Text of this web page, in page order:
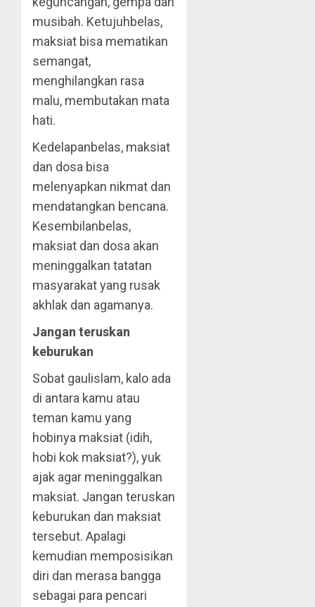
musibah. Ketujuhbelas,
maksiat bisa mematikan
semangat,
menghilangkan rasa
malu, membutakan mata
hati.
Kedelapanbelas, maksiat
dan dosa bisa
melenyapkan nikmat dan
mendatangkan bencana.
Kesembilanbelas,
maksiat dan dosa akan
meninggalkan tatatan
masyarakat yang rusak
akhlak dan agamanya.
Jangan teruskan
keburukan
Sobat gaulislam, kalo ada
di antara kamu atau
teman kamu yang
hobinya maksiat (idih,
hobi kok maksiat?), yuk
ajak agar meninggalkan
maksiat. Jangan teruskan
keburukan dan maksiat
tersebut. Apalagi
kemudian memposisikan
diri dan merasa bangga
sebagai para pencari